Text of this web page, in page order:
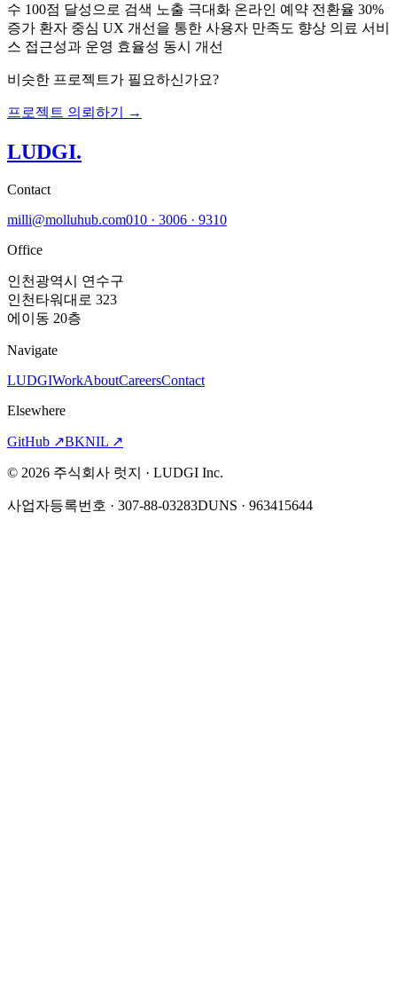
수 100점 달성으로 검색 노출 극대화 온라인 예약 전환율 30%
증가 환자 중심 UX 개선을 통한 사용자 만족도 향상 의료 서비
스 접근성과 운영 효율성 동시 개선
비슷한 프로젝트가 필요하신가요?
프로젝트 의뢰하기 →
LUDGI.
Contact
milli@molluhub.com010 · 3006 · 9310
Office
인천광역시 연수구
인천타워대로 323
에이동 20층
Navigate
LUDGIWorkAboutCareersContact
Elsewhere
GitHub ↗BKNIL ↗
© 2026 주식회사 럿지 · LUDGI Inc.
사업자등록번호 · 307-88-03283DUNS · 963415644